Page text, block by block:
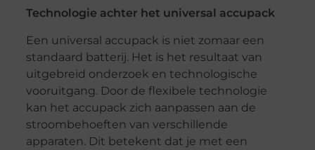
Technologie achter het universal accupack
Een universal accupack is niet zomaar een
standaard batterij. Het is het resultaat van
uitgebreid onderzoek en technologische
vooruitgang. Door de flexibele technologie
kan het accupack zich aanpassen aan de
stroombehoeften van verschillende
apparaten. Dit betekent dat je met een